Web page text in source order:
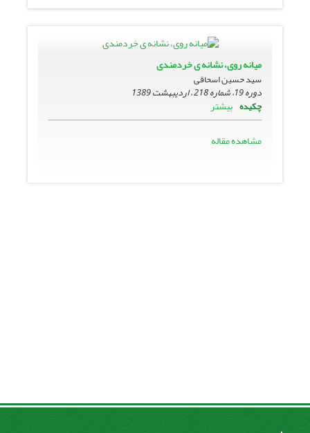
میانه روی، نشانه ی خردمندی
سید حسین اسحاقی
دوره 19، شماره 218 ، اردیبهشت 1389
چکیده بیشتر
مشاهده مقاله